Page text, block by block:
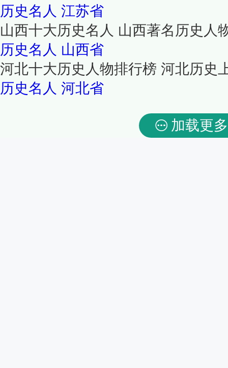
历史名人 江苏省
山西十大历史名人 山西著名历史人
历史名人 山西省
河北十大历史人物排行榜 河北历史
历史名人 河北省
加载更多